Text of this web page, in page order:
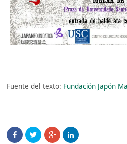
Fuente del texto: Fundación Japón